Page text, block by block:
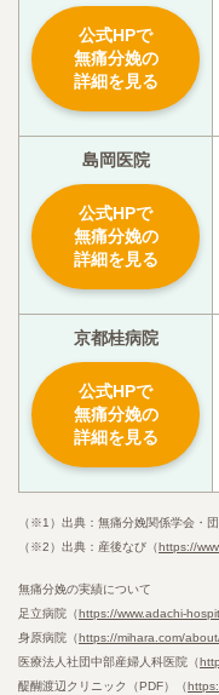
公式HPで
無痛分娩の
詳細を見る
島岡医院
公式HPで
無痛分娩の
詳細を見る
京都桂病院
公式HPで
無痛分娩の
詳細を見る
（※1）出典：無痛分娩関係学会・
（※2）出典：産後なび（https://
無痛分娩の実績について
足立病院（https://www.adachi-
身原病院（https://mihara.com/
医療法人社団中部産婦人科医院（
醍醐渡辺クリニック（PDF）（